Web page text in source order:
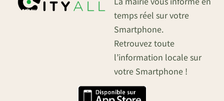
temps réel sur votre
Smartphone.
Retrouvez toute
l’information locale sur
votre Smartphone !